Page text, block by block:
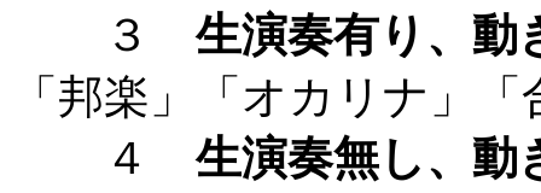
３生演奏有り、動
「邦楽」「オカリナ」
４生演奏無し、動